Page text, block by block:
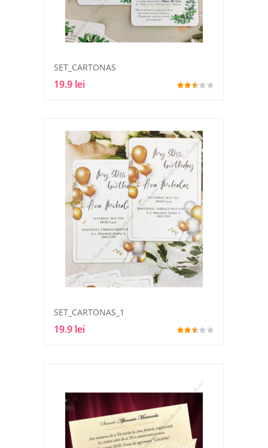
SET_CARTONAS
19.9 lei
SET_CARTONAS_1
19.9 lei